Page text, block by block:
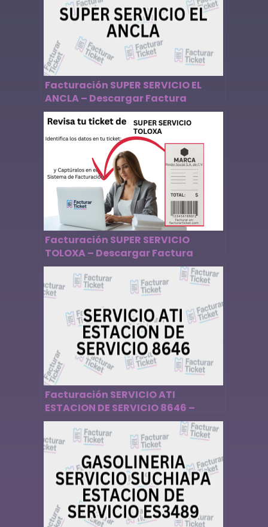
Facturación SUPER SERVICIO EL
ANCLA – Descargar Factura
Facturación SUPER SERVICIO
TOLOXA – Descargar Factura
Facturación SERVICIO ATI
ESTACION DE SERVICIO 8646 –
Descargar Factura